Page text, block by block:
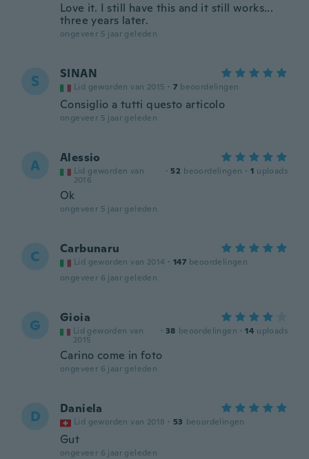
Love it. I still have this and it still works...
three years later.
ongeveer 5 jaar geleden
S SINAN
Lid geworden van 2015 · 7 beoordelingen
Consiglio a tutti questo articolo
ongeveer 5 jaar geleden
A Alessio
Lid geworden van
2016
· 52 beoordelingen · 1 uploads
Ok
ongeveer 5 jaar geleden
C Carbunaru
Lid geworden van 2014 · 147 beoordelingen
ongeveer 6 jaar geleden
G Gioia
Lid geworden van
2015
· 38 beoordelingen · 14 uploads
Carino come in foto
ongeveer 6 jaar geleden
D Daniela
Lid geworden van 2018 · 53 beoordelingen
Gut
ongeveer 6 jaar geleden